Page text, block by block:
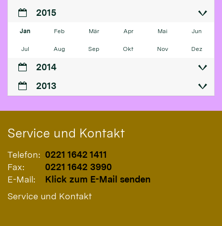
2015
Jan Feb Mär Apr Mai Jun
Jul Aug Sep Okt Nov Dez
2014
2013
Service und Kontakt
Telefon: 0221 1642 1411
Fax:
0221 1642 3990
E-Mail:
Klick zum E-Mail senden
Service und Kontakt